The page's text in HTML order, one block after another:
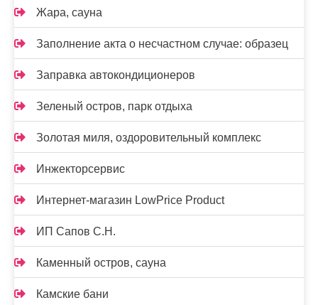
Жара, сауна
Заполнение акта о несчастном случае: образец
Заправка автокондиционеров
Зеленый остров, парк отдыха
Золотая миля, оздоровительный комплекс
Инжекторсервис
Интернет-магазин LowPrice Product
ИП Сапов С.Н.
Каменный остров, сауна
Камские бани